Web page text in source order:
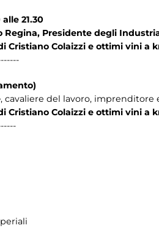
21.30
Regina, Presidente degli
Cristiano Colaizzi e ottimi vini a
, cavaliere del lavoro, imprenditore
Cristiano Colaizzi e ottimi vini a